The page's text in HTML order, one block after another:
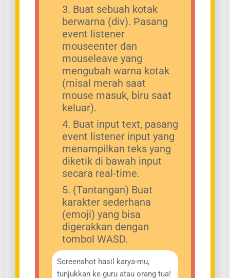
Buat sebuah kotak
berwarna (div). Pasang
event listener
mouseenter dan
mouseleave yang
mengubah warna kotak
(misal merah saat
mouse masuk, biru saat
keluar).
Buat input text, pasang
event listener input yang
menampilkan teks yang
diketik di bawah input
secara real-time.
(Tantangan) Buat
karakter sederhana
(emoji) yang bisa
digerakkan dengan
tombol WASD.
Screenshot hasil karya-mu,
tunjukkan ke guru atau orang tua!